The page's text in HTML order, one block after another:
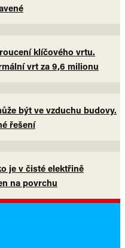
klíčového vrtu.
vrt za 9,6 milionu
být ve vzduchu budovy.
řešení
je v čisté elektřině
na povrchu